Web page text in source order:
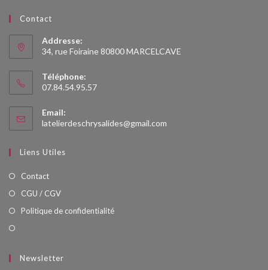
Contact
Addresse:
34, rue Foiraine 80800 MARCELCAVE
Téléphone:
07.84.54.95.57
Email:
latelierdeschrysalides@gmail.com
Liens Utiles
Contact
CGU / CGV
Politique de confidentialité
Newsletter